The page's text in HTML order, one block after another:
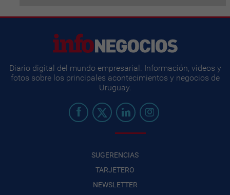
Diario digital del mundo empresarial. Información, videos y
fotos sobre los principales acontecimientos y negocios de
Uruguay.
SUGERENCIAS
TARJETERO
NEWSLETTER